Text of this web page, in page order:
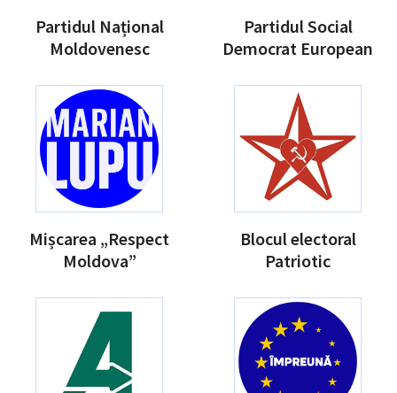
Partidul Național
Moldovenesc
Partidul Social
Democrat European
Mișcarea „Respect
Moldova”
Blocul electoral
Patriotic